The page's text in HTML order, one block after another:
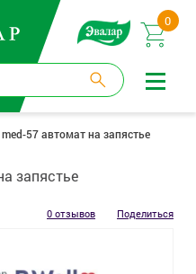
0
57 автомат на запястье
запястье
0 отзывов Поделиться